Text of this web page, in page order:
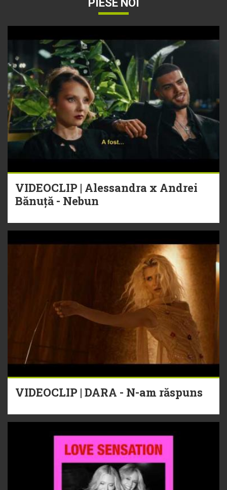
PIESE NOI
VIDEOCLIP | Alessandra x Andrei
Bănuță - Nebun
VIDEOCLIP | DARA - N-am răspuns